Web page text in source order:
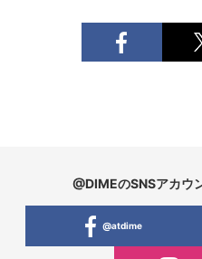
@DIMEのSNSアカウ
@atdime